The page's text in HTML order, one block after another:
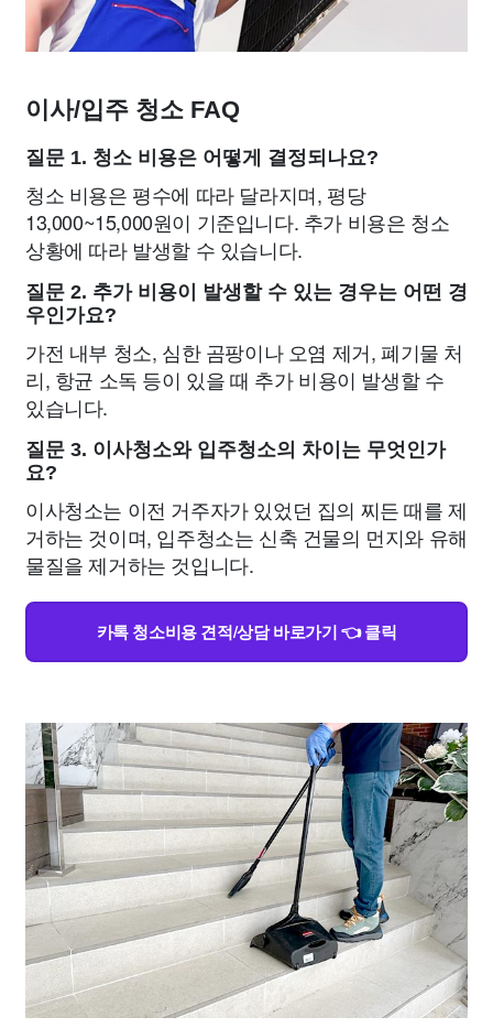
이사/입주 청소 FAQ
질문 1. 청소 비용은 어떻게 결정되나요?
청소 비용은 평수에 따라 달라지며, 평당
13,000~15,000원이 기준입니다. 추가 비용은 청소
상황에 따라 발생할 수 있습니다.
질문 2. 추가 비용이 발생할 수 있는 경우는 어떤 경
우인가요?
가전 내부 청소, 심한 곰팡이나 오염 제거, 폐기물 처
리, 항균 소독 등이 있을 때 추가 비용이 발생할 수
있습니다.
질문 3. 이사청소와 입주청소의 차이는 무엇인가
요?
이사청소는 이전 거주자가 있었던 집의 찌든 때를 제
거하는 것이며, 입주청소는 신축 건물의 먼지와 유해
물질을 제거하는 것입니다.
카톡 청소비용 견적/상담 바로가기 👈 클릭